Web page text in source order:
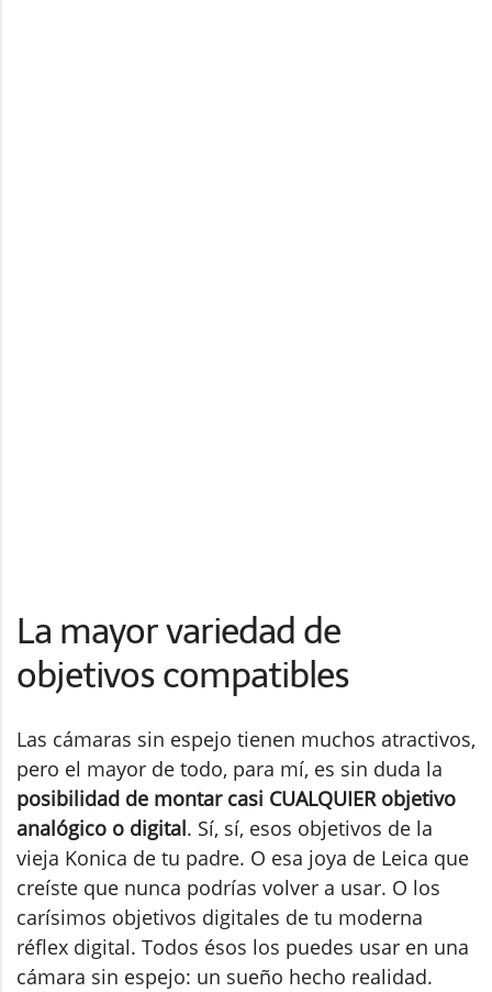
La mayor variedad de
objetivos compatibles
Las cámaras sin espejo tienen muchos atractivos,
pero el mayor de todo, para mí, es sin duda la
posibilidad de montar casi CUALQUIER objetivo
analógico o digital. Sí, sí, esos objetivos de la
vieja Konica de tu padre. O esa joya de Leica que
creíste que nunca podrías volver a usar. O los
carísimos objetivos digitales de tu moderna
réflex digital. Todos ésos los puedes usar en una
cámara sin espejo: un sueño hecho realidad.